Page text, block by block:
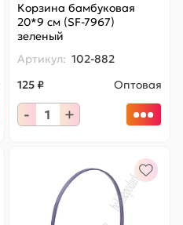
Корзина бамбуковая
20*9 см (SF-7967)
зеленый
Артикул: 102-882
125 ₽
Оптовая
- +